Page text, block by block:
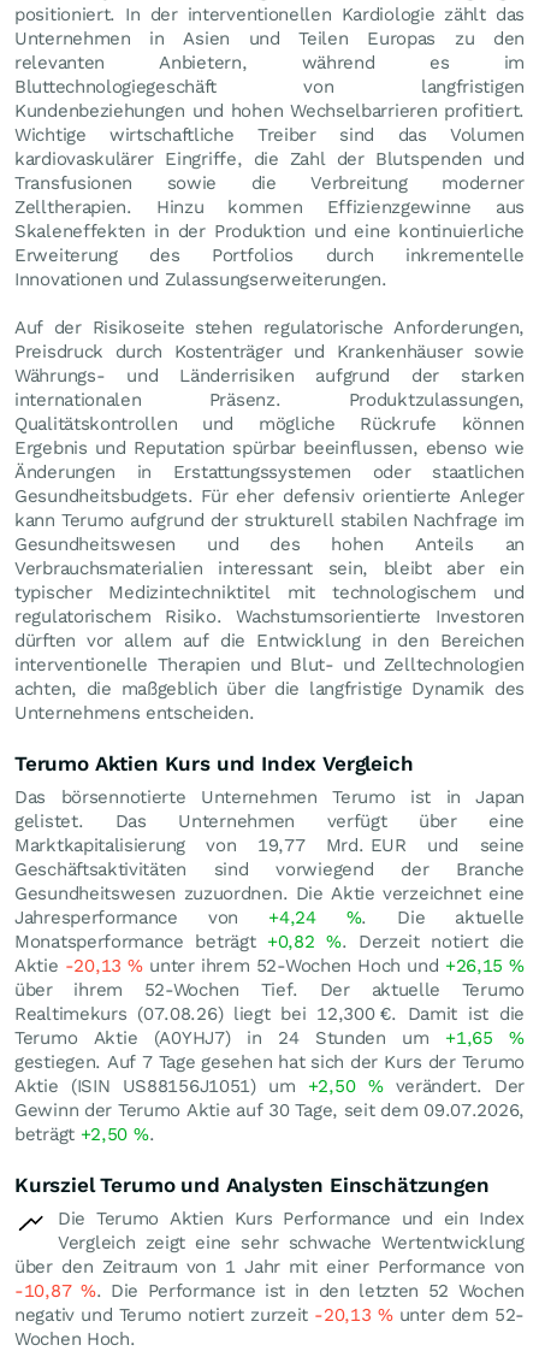
positioniert. In der interventionellen Kardiologie zählt das
Unternehmen in Asien und Teilen Europas zu den
relevanten Anbietern, während es im
Bluttechnologiegeschäft von langfristigen
Kundenbeziehungen und hohen Wechselbarrieren profitiert.
Wichtige wirtschaftliche Treiber sind das Volumen
kardiovaskulärer Eingriffe, die Zahl der Blutspenden und
Transfusionen sowie die Verbreitung moderner
Zelltherapien. Hinzu kommen Effizienzgewinne aus
Skaleneffekten in der Produktion und eine kontinuierliche
Erweiterung des Portfolios durch inkrementelle
Innovationen und Zulassungserweiterungen.
Auf der Risikoseite stehen regulatorische Anforderungen,
Preisdruck durch Kostenträger und Krankenhäuser sowie
Währungs- und Länderrisiken aufgrund der starken
internationalen Präsenz. Produktzulassungen,
Qualitätskontrollen und mögliche Rückrufe können
Ergebnis und Reputation spürbar beeinflussen, ebenso wie
Änderungen in Erstattungssystemen oder staatlichen
Gesundheitsbudgets. Für eher defensiv orientierte Anleger
kann Terumo aufgrund der strukturell stabilen Nachfrage im
Gesundheitswesen und des hohen Anteils an
Verbrauchsmaterialien interessant sein, bleibt aber ein
typischer Medizintechniktitel mit technologischem und
regulatorischem Risiko. Wachstumsorientierte Investoren
dürften vor allem auf die Entwicklung in den Bereichen
interventionelle Therapien und Blut- und Zelltechnologien
achten, die maßgeblich über die langfristige Dynamik des
Unternehmens entscheiden.
Terumo Aktien Kurs und Index Vergleich
Das börsennotierte Unternehmen Terumo ist in Japan
gelistet. Das Unternehmen verfügt über eine
Marktkapitalisierung von 19,77 Mrd. EUR und seine
Geschäftsaktivitäten sind vorwiegend der Branche
Gesundheitswesen zuzuordnen. Die Aktie verzeichnet eine
Jahresperformance von +4,24 %. Die aktuelle
Monatsperformance beträgt +0,82%. Derzeit notiert die
Aktie -20,13%unter ihrem 52-Wochen Hoch und +26,15%
über ihrem 52-Wochen Tief. Der aktuelle Terumo
Realtimekurs (07.08.26) liegt bei 12,300 €. Damit ist die
Terumo Aktie (A0YHJ7) in 24 Stunden um +1,65%
gestiegen. Auf 7 Tage gesehen hat sich der Kurs der Terumo
Aktie (ISIN US88156J1051) um +2,50 %verändert. Der
Gewinn der Terumo Aktie auf 30 Tage, seit dem 09.07.2026,
beträgt +2,50 %.
Kursziel Terumo und Analysten Einschätzungen
Die Terumo Aktien Kurs Performance und ein Index
Vergleich zeigt eine sehr schwache Wertentwicklung
über den Zeitraum von 1 Jahr mit einer Performance von
-10,87 %. Die Performance ist in den letzten 52 Wochen
negativ und Terumo notiert zurzeit -20,13 %unter dem 52-
Wochen Hoch.